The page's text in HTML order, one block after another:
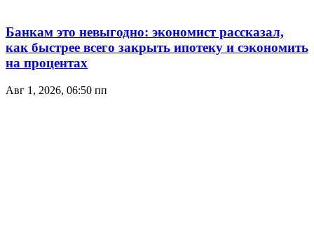
Банкам это невыгодно: экономист рассказал,
как быстрее всего закрыть ипотеку и сэкономить
на процентах
Авг 1, 2026, 06:50 пп